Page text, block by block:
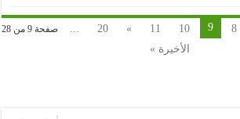
صفحة 9 من 28 8
9
10
11
»
20
الأخيرة »